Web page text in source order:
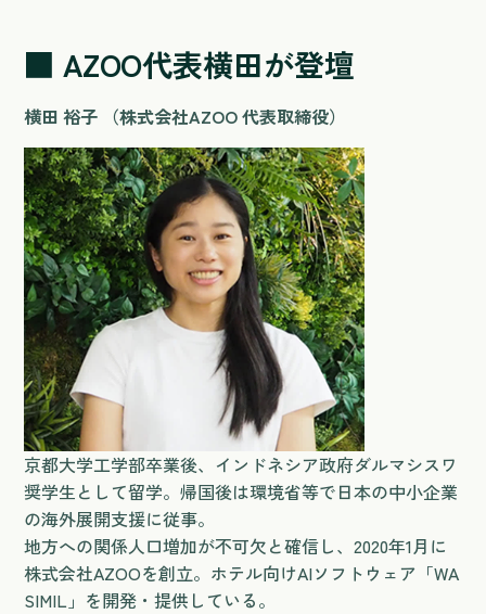
■ AZOO代表横田が登壇
横田 裕子 （株式会社AZOO 代表取締役）
京都大学工学部卒業後、インドネシア政府ダルマシスワ
奨学生として留学。帰国後は環境省等で日本の中小企業
の海外展開支援に従事。
地方への関係人口増加が不可欠と確信し、2020年1月に
株式会社AZOOを創立。ホテル向けAIソフトウェア「WA
SIMIL」を開発・提供している。